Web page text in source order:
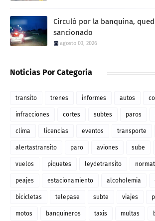
Circuló por la banquina,
sancionado
agosto 03, 2026
Noticias Por Categoria
transito trenes informes autos
infracciones cortes subtes paros
clima licencias eventos transporte
alertastransito paro aviones sube
vuelos piquetes leydetransito
peajes estacionamiento alcoholemia
bicicletas telepase subte viajes
motos banquineros taxis multas